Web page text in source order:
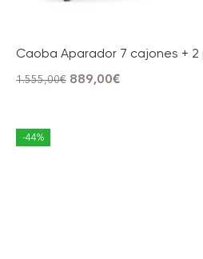
Caoba Aparador 7 cajones +
1.555,00€ 889,00€
-44%